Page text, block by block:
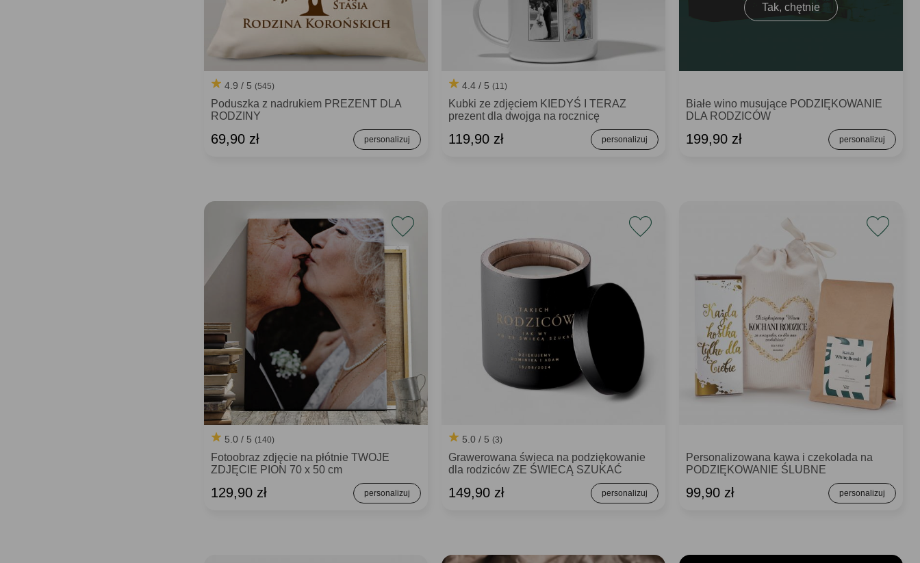
4.9 / 5(545)
Poduszka z nadrukiem PREZENT DLA
RODZINY
69,90 zł
4.4 / 5 (11)
Kubki ze zdjęciem KIEDYŚ I TERAZ
prezent dla dwojga na rocznicę
119,90 zł
Tak, chętnie
Białe wino musujące PODZIĘKOWANIE
DLA RODZICÓW
199,90 zł
5.0 / 5(140)
Fotoobraz zdjęcie na płótnie TWOJE
ZDJĘCIE PION 70 x 50 cm
129,90 zł
5.0 / 5 (3)
Grawerowana świeca na podziękowanie
dla rodziców ZE ŚWIECĄ SZUKAĆ
149,90 zł
Personalizowana kawa i czekolada na
PODZIĘKOWANIE ŚLUBNE
99,90 zł